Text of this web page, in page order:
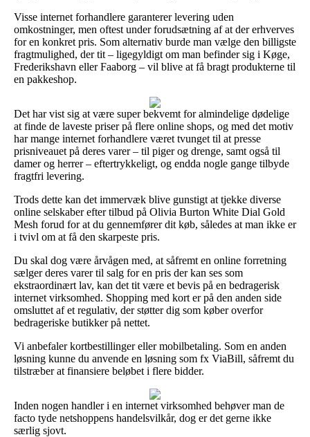
Visse internet forhandlere garanterer levering uden
omkostninger, men oftest under forudsætning af at der erhverves
for en konkret pris. Som alternativ burde man vælge den billigste
fragtmulighed, der tit – ligegyldigt om man befinder sig i Køge,
Frederikshavn eller Faaborg – vil blive at få bragt produkterne til
en pakkeshop.
Det har vist sig at være super bekvemt for almindelige dødelige
at finde de laveste priser på flere online shops, og med det motiv
har mange internet forhandlere været tvunget til at presse
prisniveauet på deres varer – til piger og drenge, samt også til
damer og herrer – eftertrykkeligt, og endda nogle gange tilbyde
fragtfri levering.
Trods dette kan det immervæk blive gunstigt at tjekke diverse
online selskaber efter tilbud på Olivia Burton White Dial Gold
Mesh forud for at du gennemfører dit køb, således at man ikke er
i tvivl om at få den skarpeste pris.
Du skal dog være årvågen med, at såfremt en online forretning
sælger deres varer til salg for en pris der kan ses som
ekstraordinært lav, kan det tit være et bevis på en bedragerisk
internet virksomhed. Shopping med kort er på den anden side
omsluttet af et regulativ, der støtter dig som køber overfor
bedrageriske butikker på nettet.
Vi anbefaler kortbestillinger eller mobilbetaling. Som en anden
løsning kunne du anvende en løsning som fx ViaBill, såfremt du
tilstræber at finansiere beløbet i flere bidder.
Inden nogen handler i en internet virksomhed behøver man de
facto tyde netshoppens handelsvilkår, dog er det gerne ikke
særlig sjovt.